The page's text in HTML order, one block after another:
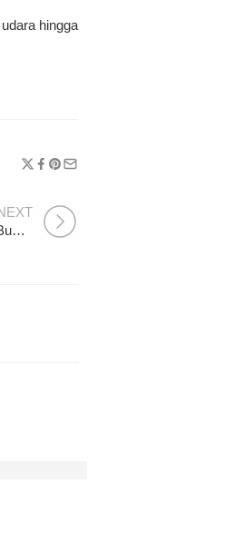
hingga
10 Jenis Bunga untuk Dijadikan Karangan atau Buket Bunga